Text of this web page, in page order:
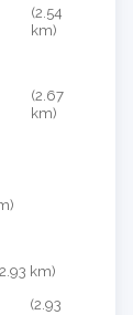
(2.54
km)
(2.67
km)
km)
(2.93